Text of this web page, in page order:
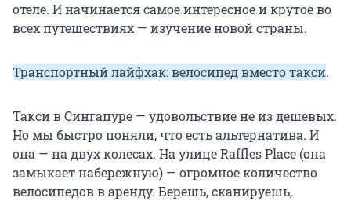
отеле. И начинается самое интересное и крутое во
всех путешествиях — изучение новой страны.
Транспортный лайфхак: велосипед вместо такси.
Такси в Сингапуре — удовольствие не из дешевых.
Но мы быстро поняли, что есть альтернатива. И
она — на двух колесах. На улице Raffles Place (она
замыкает набережную) — огромное количество
велосипедов в аренду. Берешь, сканируешь,